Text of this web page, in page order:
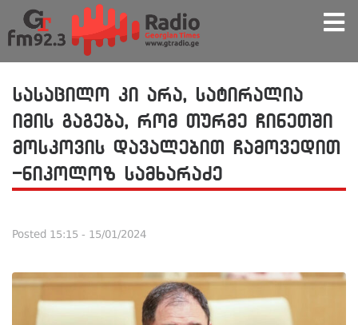
სასაცილო კი არა, სატირალია
იმის გაგება, რომ თურმე ჩინეთში
მოსკოვის დავალებით ჩამოვედით
-ნიკოლოზ სამხარაძე
Posted 15:15 - 15/01/2024